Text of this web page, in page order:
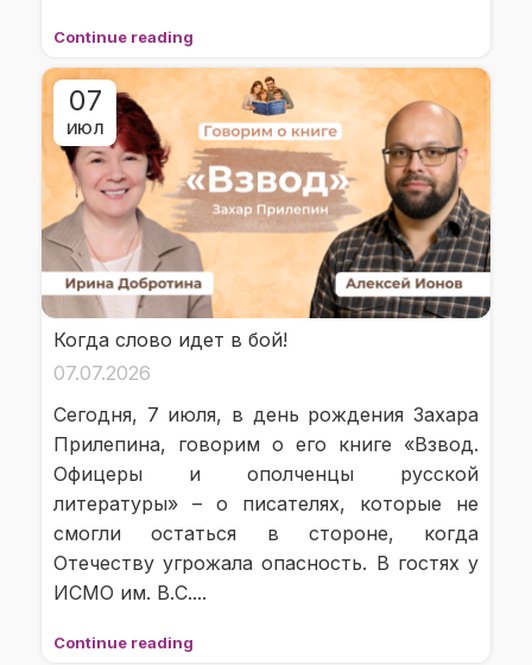
Continue reading
07
ИЮЛ
Когда слово идет в бой!
07.07.2026
Сегодня, 7 июля, в день рождения Захара
Прилепина, говорим о его книге «Взвод.
Офицеры и ополченцы русской
литературы» – о писателях, которые не
смогли остаться в стороне, когда
Отечеству угрожала опасность. В гостях у
ИСМО им. В.С....
Continue reading